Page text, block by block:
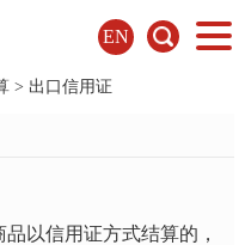
EN
> 出口信用证
以信用证方式结算的，